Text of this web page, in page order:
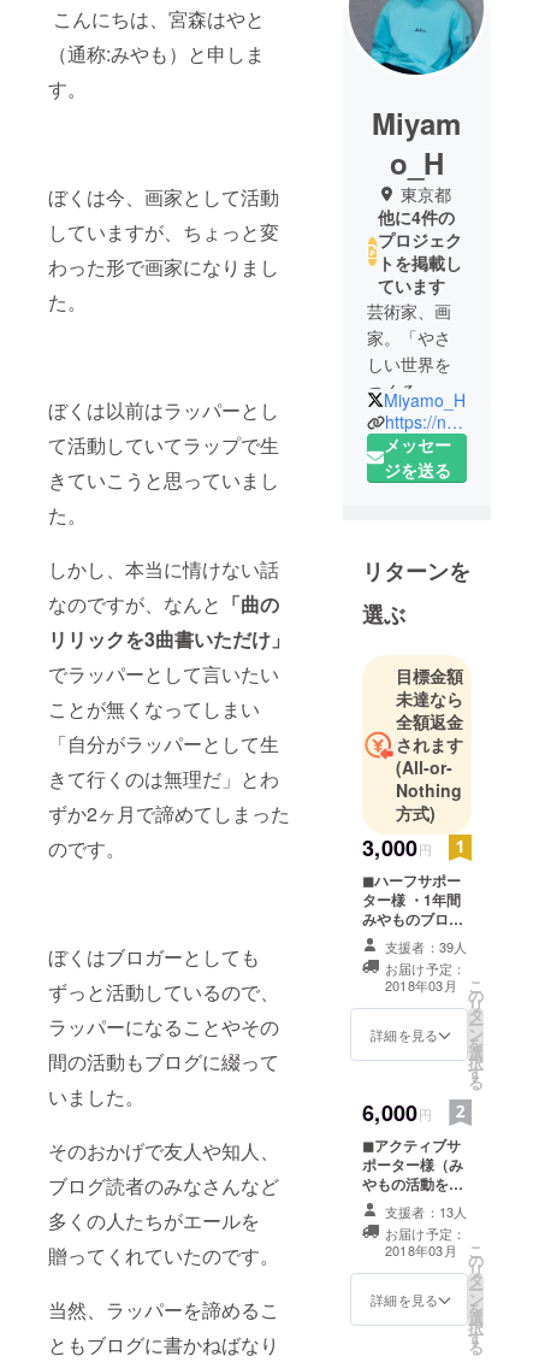
こんにちは、宮森はやと
（通称:みやも）と申しま
す。
ぼくは今、画家として活動
していますが、ちょっと変
わった形で画家になりまし
た。
ぼくは以前はラッパーとし
て活動していてラップで生
きていこうと思っていまし
た。
しかし、本当に情けない話
なのですが、なんと 「曲の
リリックを3曲書いただけ」
でラッパーとして言いたい
ことが無くなってしまい
「自分がラッパーとして生
きて行くのは無理だ」とわ
ずか2ヶ月で諦めてしまった
のです。
ぼくはブロガーとしても
ずっと活動しているので、
ラッパーになることやその
間の活動もブログに綴って
いました。
そのおかげで友人や知人、
ブログ読者のみなさんなど
多くの人たちがエールを
贈ってくれていたのです。
当然、ラッパーを諦めるこ
ともブログに書かねばなり
Miyam
o_H
東京都
他に4件の
プロジェク
トを掲載し
ています
芸術家、画
家。「やさ
しい世界を
つくる」を
ビジョンに
活動してお
ります。毎
ファンクラ
ブで活動サ
ポーター募
集中！
https://comm
unity.camp-
fire.jp/project
s/view/11877
Miyamo_H
https://note.com/hayato_dandy
メッセー
ジを送る
リターンを
選ぶ
目標金額
未達なら
全額返金
されます
(All-or-
Nothing
方式)
3,000円
◼︎ハーフサポー
ター様 ・1年間
みやものブログ
の年間サポー
ター様一覧にお
名前掲載（文字
サイズ 小）。※
ウェブメディア
をお持ちの方は
「備考欄」に掲
載OKのお名前or
ニックネーム、
メディア名と
URLを必ずご記
入ください（掲
載期間:2018年2
月13日〜2019年
ク秘密のグルー
プに招待（先行
支援者：39人
お届け予定：
2018年03月
詳細を見る
こ
の
リ
タ
ー
ン
を
選
択
す
る
6,000円
◼︎アクティブサ
ポーター様（み
やもの活動を月
500円×12ヶ月の
応援） ・1年間
みやものブログ
の「年間サポー
ター様一覧」に
お名前掲載（文
字サイズ 小）。
※ウェブメディア
支援者：13人
お届け予定：
2018年03月
詳細を見る
こ
の
リ
タ
ー
ン
を
選
択
す
る